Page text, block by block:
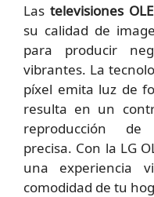
Las televisiones
su calidad de
para producir
vibrantes. La
píxel emita luz de
resulta en un
reproducción de
precisa. Con la LG
una experiencia
comodidad de tu